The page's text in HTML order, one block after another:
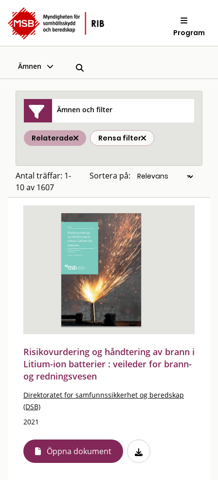
Program
Ämnen
Ämnen och filter
Relaterade Rensa filter
Antal träffar: 1-
10 av 1607
Sortera på:
Risikovurdering og håndtering av brann i
Litium-ion batterier : veileder for brann-
og redningsvesen
Direktoratet for samfunnssikkerhet og beredskap
(DSB)
2021
Öppna dokument